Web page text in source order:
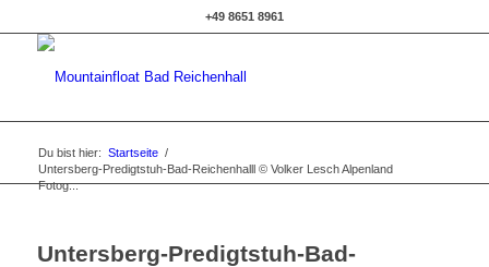
+49 8651 8961
Du bist hier: Startseite /
Untersberg-Predigtstuh-Bad-Reichenhalll © Volker Lesch Alpenland
Fotog...
Untersberg-Predigtstuh-Bad-